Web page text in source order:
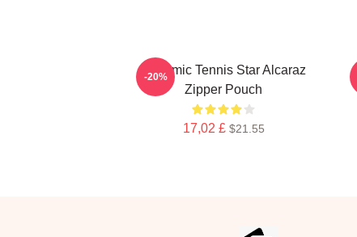
Dynamic Tennis Star Alcaraz
Zipper Pouch
17,02 £ $21.55
-20%